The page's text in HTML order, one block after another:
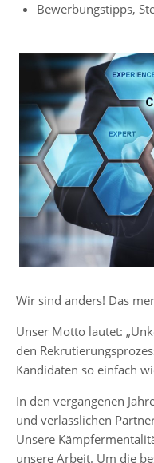
Bewerbungstipps,
Wir sind anders! Das
Unser Motto lautet:
den
Kandidaten so einfach
In den vergangenen
und verlässlichen
Unsere
unsere Arbeit. Um die